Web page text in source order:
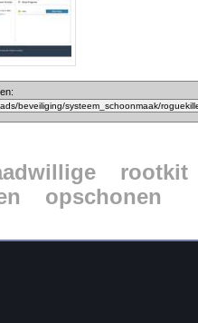
rootkit
opschonen